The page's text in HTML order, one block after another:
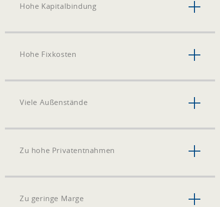
Hohe Kapitalbindung
Hohe Fixkosten
Viele Außenstände
Zu hohe Privatentnahmen
Zu geringe Marge